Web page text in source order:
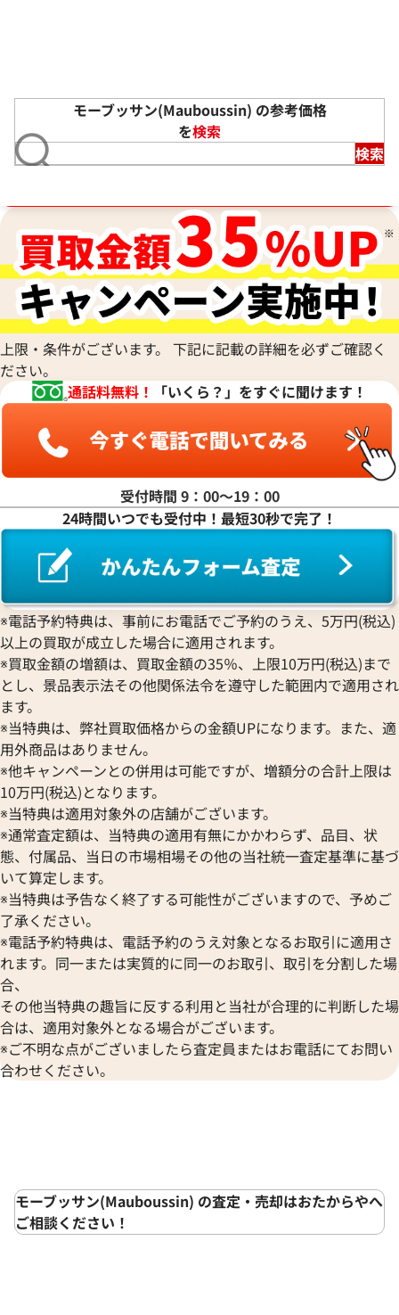
モーブッサン(Mauboussin) の参考価格
を検索
検索
上限・条件がございます。 下記に記載の詳細を必ずご確認く
ださい。
通話料無料！
「いくら？」をすぐに聞けます！
受付時間 9：00〜19：00
24時間いつでも受付中！最短30秒で完了！
※電話予約特典は、事前にお電話でご予約のうえ、5万円(税込)
以上の買取が成立した場合に適用されます。
※買取金額の増額は、買取金額の35％、上限10万円(税込)まで
とし、景品表示法その他関係法令を遵守した範囲内で適用され
ます。
※当特典は、弊社買取価格からの金額UPになります。また、適
用外商品はありません。
※他キャンペーンとの併用は可能ですが、増額分の合計上限は
10万円(税込)となります。
※当特典は適用対象外の店舗がございます。
※通常査定額は、当特典の適用有無にかかわらず、品目、状
態、付属品、当日の市場相場その他の当社統一査定基準に基づ
いて算定します。
※当特典は予告なく終了する可能性がございますので、予めご
了承ください。
※電話予約特典は、電話予約のうえ対象となるお取引に適用さ
れます。同一または実質的に同一のお取引、取引を分割した場
合、
その他当特典の趣旨に反する利用と当社が合理的に判断した場
合は、適用対象外となる場合がございます。
※ご不明な点がございましたら査定員またはお電話にてお問い
合わせください。
モーブッサン(Mauboussin) の査定・売却はおたからやへ
ご相談ください！